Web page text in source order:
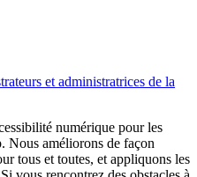
et administratrices de la
numérique pour les
Nous améliorons de façon
tous et toutes, et appliquons les